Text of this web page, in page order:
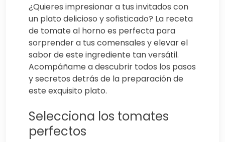
¿Quieres impresionar a tus invitados con
un plato delicioso y sofisticado? La receta
de tomate al horno es perfecta para
sorprender a tus comensales y elevar el
sabor de este ingrediente tan versátil.
Acompáñame a descubrir todos los pasos
y secretos detrás de la preparación de
este exquisito plato.
Selecciona los tomates
perfectos